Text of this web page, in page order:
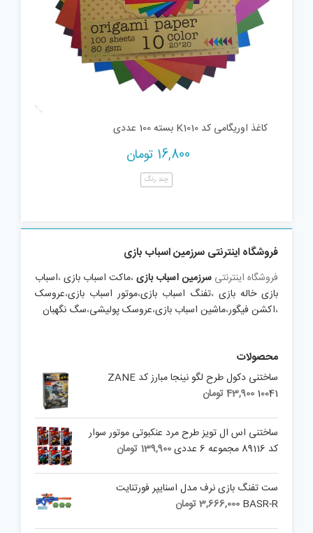
کاغذ اوریگامی کد K1010 بسته 100 عددی
16,800 تومان
چند رنگ
فروشگاه اینترنتی سرزمین اسباب بازی
فروشگاه اینترنتی سرزمین اسباب بازی،ماکت اسباب بازی،اسباب
بازی خاله بازی ،تفنگ اسباب بازی،موتور اسباب بازی،عروسک
،اکشن فیگور،ماشین اسباب بازی،عروسک پولیشی،سگ نگهبان
محصولات
ساختنی دکول طرح لگو نینجا مبارز کد ZANE
10041
43,900تومان
ساختنی اس ال تویز طرح مرد عنکبوتی موتور سوار
کد 89116 مجموعه 6 عددی
139,900 تومان
ست تفنگ بازی نرف مدل اسنایپر فورتنایت
BASR-R
3,666,000تومان